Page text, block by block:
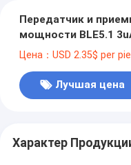
Передатчик и
мощности BLE5.1
Цена：USD 2.35$ per
Лучшая цена
Характер